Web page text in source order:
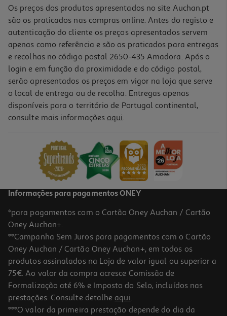
Espumante Primavera Millésime Reserva Bruto 0.75l
18,49 €
-10%
5.0
Espumante Primavera Reserva Baga Bruto 0.75l
Os preços dos produtos apresentados no site Auchan.pt
são os praticados nas compras online. Antes do registo e
autenticação do cliente os preços apresentados servem
apenas como referência e são os praticados para entregas
e recolhas no código postal 2650-435 Amadora. Após o
login e em função da proximidade e do código postal,
serão apresentados os preços em vigor na loja que serve
o local de entrega ou de recolha. Entregas apenas
disponíveis para o território de Portugal continental,
consulte mais informações aqui.
Informações para pagamentos ONEY
*para pagamentos com o Cartão Oney Auchan / Cartão
Oney Auchan+.
**Campanha Sem Juros para pagamentos com o Cartão
Oney Auchan / Cartão Oney Auchan+, em todos os
produtos assinalados na Loja de valor igual ou superior a
75€. Ao valor da compra acresce Comissão de
Formalização até 6% e Imposto do Selo, incluídos nas
prestações. Consulte detalhe aqui.
***O valor da primeira prestação depende do dia da